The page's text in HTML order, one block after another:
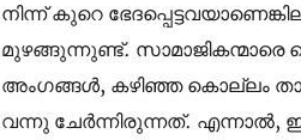
നിന്ന് കുറെ
മുഴങ്ങുന്നുണ്ട്.
അംഗങ്ങൾ, കഴിഞ്ഞ കൊല്ലം
വന്നു ചേർന്നിരുന്നത്. എന്നാൽ,